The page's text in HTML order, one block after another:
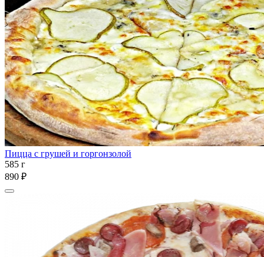
Пицца с грушей и горгонзолой
585 г
890 ₽